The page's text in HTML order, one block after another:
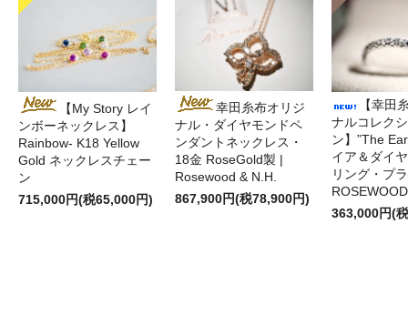
【My Story レイ
ンボーネックレス】
Rainbow- K18 Yellow
Gold ネックレスチェー
ン
715,000円(税65,000円)
幸田糸布オリジ
ナル・ダイヤモンドペ
ンダントネックレス・
18金 RoseGold製 |
Rosewood & N.H.
867,900円(税78,900円)
【幸田
ナルコレク
ン】”The
イア＆ダイ
リング・プ
363,000円(